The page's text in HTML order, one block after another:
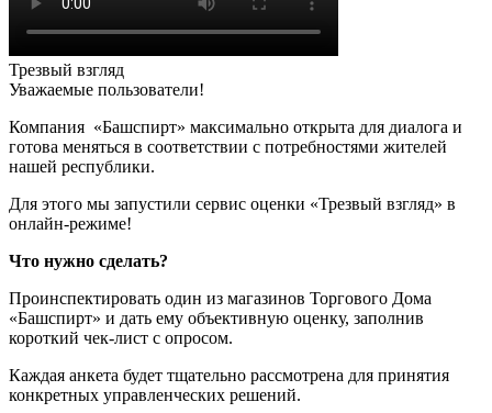
Трезвый взгляд
Уважаемые пользователи!
Компания «Башспирт» максимально открыта для диалога и
готова меняться в соответствии с потребностями жителей
нашей республики.
Для этого мы запустили сервис оценки «Трезвый взгляд» в
онлайн-режиме!
Что нужно сделать?
Проинспектировать один из магазинов Торгового Дома
«Башспирт» и дать ему объективную оценку, заполнив
короткий чек-лист с опросом.
Каждая анкета будет тщательно рассмотрена для принятия
конкретных управленческих решений.